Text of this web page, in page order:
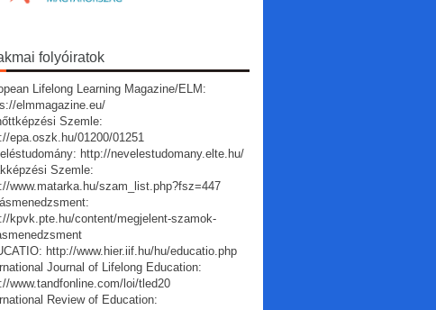
folyóiratok
Lifelong Learning Magazine/ELM:
elmmagazine.eu/
Szemle:
epa.oszk.hu/01200/01251
http://nevelestudomany.elte.hu/
Szemle:
www.matarka.hu/szam_list.php?fsz=447
kpvk.pte.hu/content/megjelent-szamok-
http://www.hier.iif.hu/hu/educatio.php
Journal of Lifelong Education:
www.tandfonline.com/loi/tled20
Review of Education: